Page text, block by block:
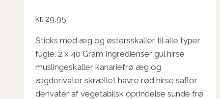
kr. 29,95
Sticks med æg og østersskaller til alle typer
fugle. 2 x 40 Gram Ingredienser gul hirse
muslingeskaller kanariefrø æg og
ægderivater skrællet havre rød hirse saflor
derivater af vegetabilsk oprindelse sunde frø